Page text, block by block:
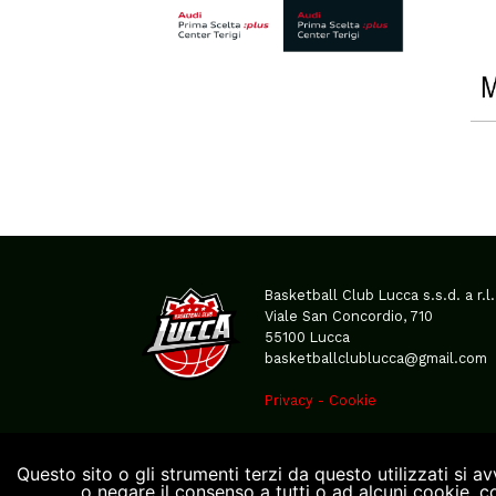
Basketball Club Lucca s.s.d. a r.l.
Viale San Concordio, 710
55100 Lucca
basketballclublucca@gmail.com
Privacy- Cookie
Questo sito o gli strumenti terzi da questo utilizzati si
o negare il consenso a tutti o ad alcuni cookie,